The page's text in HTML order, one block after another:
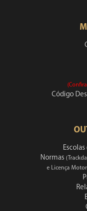
Código
Normas
e Licença